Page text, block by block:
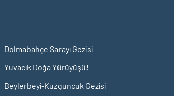
Dolmabahçe Sarayı Gezisi
Yuvacık Doğa Yürüyüşü!
Beylerbeyi-Kuzguncuk Gezisi